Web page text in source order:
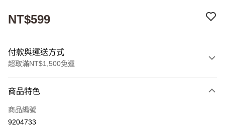
NT$599
付款與運送方式
超取滿NT$1,500免運
信用卡一次付款
超商取貨付款
商品特色
商品編號
9204733